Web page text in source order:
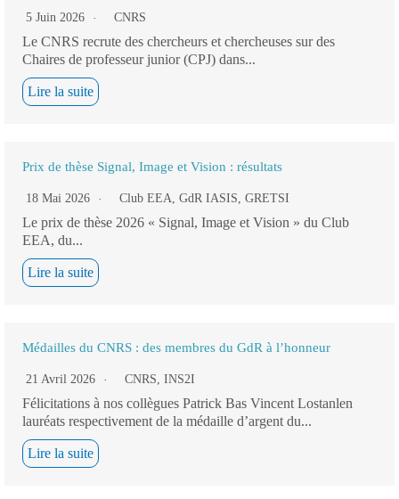
5 Juin 2026 CNRS
Le CNRS recrute des chercheurs et chercheuses sur des
Chaires de professeur junior (CPJ) dans...
Lire la suite
Prix de thèse Signal, Image et Vision : résultats
18 Mai 2026 Club EEA, GdR IASIS, GRETSI
Le prix de thèse 2026 « Signal, Image et Vision » du Club
EEA, du...
Lire la suite
Médailles du CNRS : des membres du GdR à l’honneur
21 Avril 2026 CNRS, INS2I
Félicitations à nos collègues Patrick Bas Vincent Lostanlen
lauréats respectivement de la médaille d’argent du...
Lire la suite